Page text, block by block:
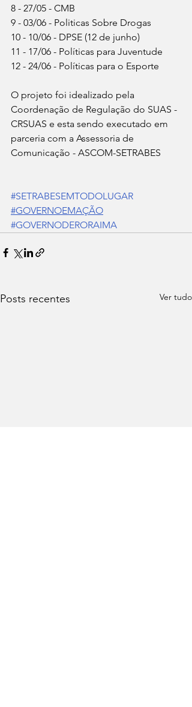
8 - 27/05 - CMB
9 - 03/06 - Politicas Sobre Drogas
10 - 10/06 - DPSE (12 de junho)
11 - 17/06 - Políticas para Juventude
12 - 24/06 - Políticas para o Esporte
O projeto foi idealizado pela
Coordenação de Regulação do SUAS -
CRSUAS e esta sendo executado em
parceria com a Assessoria de
Comunicação - ASCOM-SETRABES
#SETRABESEMTODOLUGAR
#GOVERNOEMAÇÃO
#GOVERNODERORAIMA
Posts recentes Ver tudo